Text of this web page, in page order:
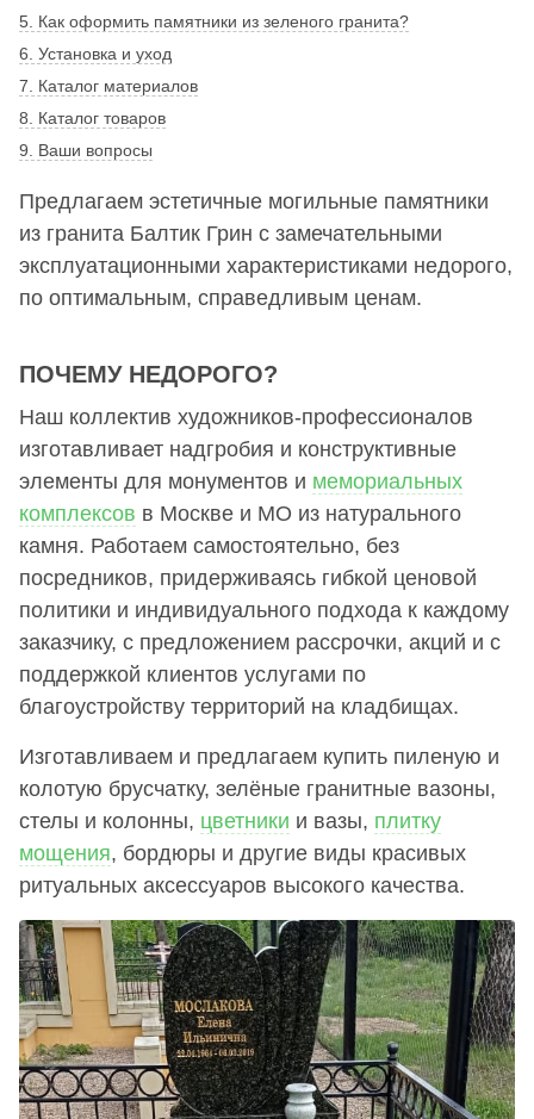
5. Как оформить памятники из зеленого гранита?
6. Установка и уход
7. Каталог материалов
8. Каталог товаров
9. Ваши вопросы
Предлагаем эстетичные могильные памятники
из гранита Балтик Грин с замечательными
эксплуатационными характеристиками недорого,
по оптимальным, справедливым ценам.
ПОЧЕМУ НЕДОРОГО?
Наш коллектив художников-профессионалов
изготавливает надгробия и конструктивные
элементы для монументов и мемориальных
комплексов в Москве и МО из натурального
камня. Работаем самостоятельно, без
посредников, придерживаясь гибкой ценовой
политики и индивидуального подхода к каждому
заказчику, с предложением рассрочки, акций и с
поддержкой клиентов услугами по
благоустройству территорий на кладбищах.
Изготавливаем и предлагаем купить пиленую и
колотую брусчатку, зелёные гранитные вазоны,
стелы и колонны, цветники и вазы, плитку
мощения, бордюры и другие виды красивых
ритуальных аксессуаров высокого качества.